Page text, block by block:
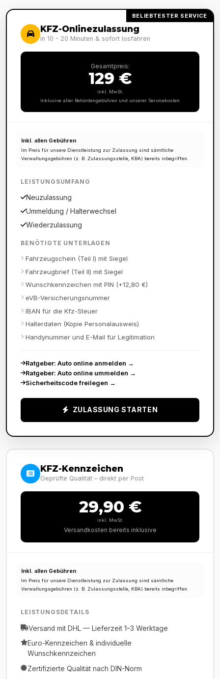
BELIEBTESTER SERVICE
KFZ-Onlinezulassung
in 10 - 20 Minuten & sofort losfahren
Gesamtpreis:
129 €
inkl. MwSt.
Inklusive aller Behördengebühren und unserer Servicekosten
Inkl. allen Gebühren
Im Preis für unsere Dienstleistung zur Zulassung sind sämtliche
Verwaltungsgebühren (z. B. Zulassungsstelle, KBA) bereits inbegriffen.
LEISTUNGSUMFANG
Neuzulassung
Ummeldung / Halterwechsel
Wiederzulassung
BENÖTIGTE UNTERLAGEN
Fahrzeugschein (Teil I) mit Siegel
Fahrzeugbrief (Teil II) mit Siegel
Wunschkennzeichen mit PIN (+12,80 €)
eVB-Versicherungsnummer
IBAN für die Kfz-Steuer
Halterdaten (Kopie Personalausweis)
Handynummer und E-Mail für Legitimation
Ratgeber: Auto online anmelden →
Ratgeber: Auto online ummelden →
Sicherheitscode freilegen →
ZULASSUNG STARTEN
KFZ-Kennzeichen
Geprüfte Qualität – direkt per Post
29,90 €
inkl. MwSt.
Versandkosten bereits inklusive
Inkl. allen Gebühren
Im Preis für unsere Dienstleistung zur Zulassung sind sämtliche
Verwaltungsgebühren (z. B. Zulassungsstelle, KBA) bereits inbegriffen.
LEISTUNGSDETAILS
Versand mit DHL — Lieferzeit 1–3 Werktage
Euro-Kennzeichen & individuelle
Wunschkennzeichen
Zertifizierte Qualität nach DIN-Norm